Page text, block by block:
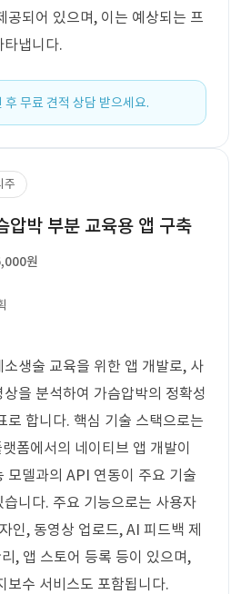
공되어 있으며, 이는 예상되는 프
타냅니다.
후 무료 견적 상담 받으세요.
주
압박 부분 교육용 앱 구축
원
생술 교육을 위한 앱 개발로, 사
을 분석하여 가슴압박의 정확성
로 합니다. 핵심 기술 스택으로는
폼에서의 네이티브 앱 개발이
모델과의 API 연동이 주요 기술
니다. 주요 기능으로는 사용자
인, 동영상 업로드, AI 피드백 제
, 앱 스토어 등록 등이 있으며,
보수 서비스도 포함됩니다.